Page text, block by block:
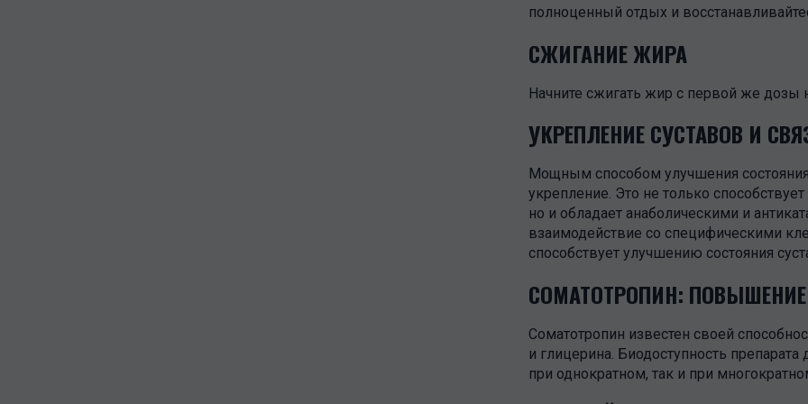
полноценный отдых и
СЖИГАНИЕ ЖИРА
Начните сжигать жир с первой же дозы
УКРЕПЛЕНИЕ СУСТАВОВ И
Мощным способом улучшения состояния
укрепление. Это не только
но и обладает анаболическими и
взаимодействие со специфическими
способствует улучшению состояния
СОМАТОТРОПИН: ПОВЫШЕНИЕ
Соматотропин известен своей
и глицерина. Биодоступность
при однократном, так и при